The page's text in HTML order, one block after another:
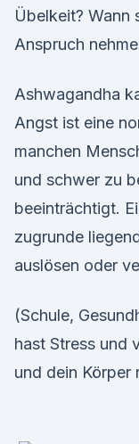
Übelkeit? Wann
Anspruch
Ashwagandha
Angst ist eine
manchen
und schwer zu
beeinträchtigt.
zugrunde
auslösen oder
(Schule,
hast Stress und
und dein Körper